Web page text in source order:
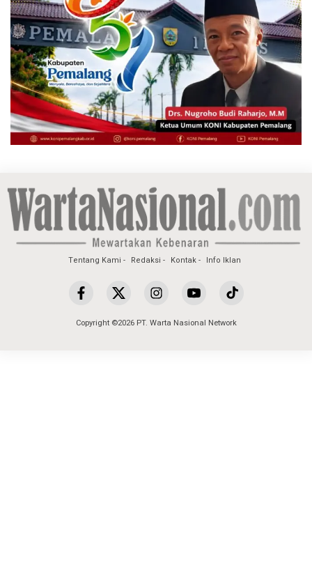
Tentang Kami Redaksi Kontak Info Iklan
Copyright ©2026 PT. Warta Nasional Network